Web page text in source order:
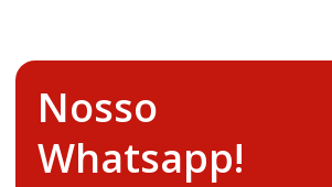
Nosso
Whatsapp!